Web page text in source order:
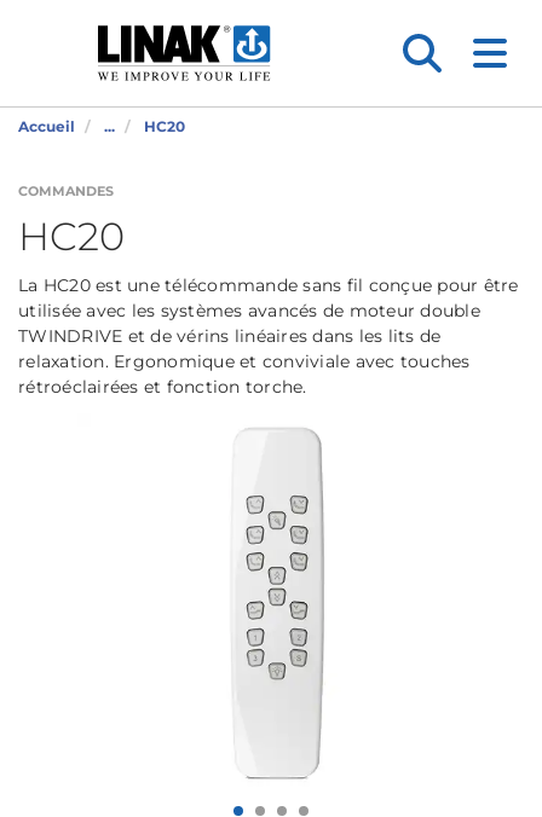
Accueil ... HC20
COMMANDES
HC20
La HC20 est une télécommande sans fil conçue pour être
utilisée avec les systèmes avancés de moteur double
TWINDRIVE et de vérins linéaires dans les lits de
relaxation. Ergonomique et conviviale avec touches
rétroéclairées et fonction torche.